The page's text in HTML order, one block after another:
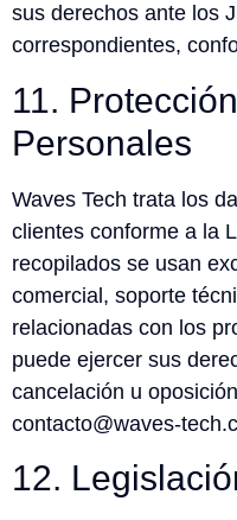
sus derechos ante los
correspondientes,
11.
Personales
Waves Tech trata los
clientes conforme a la
recopilados se usan
comercial, soporte
relacionadas con los
puede ejercer sus
cancelación u
contacto@waves-
12.